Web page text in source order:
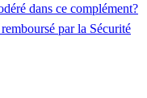
dans ce complément?
par la Sécurité